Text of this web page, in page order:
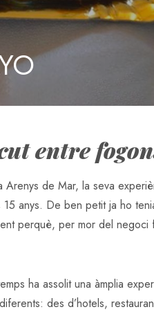
entre
Arenys de Mar, la seva
15 anys. De ben petit ja ho
perquè, per mor del negoci
ha assolit una àmplia
des d’hotels,